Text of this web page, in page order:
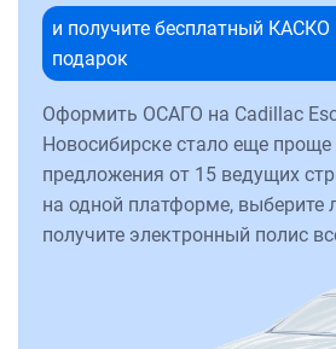
и получите бесплатный КАСКО
подарок
Оформить ОСАГО на Cadillac
Новосибирске стало еще проще
предложения от 15 ведущих
на одной платформе, выберите
получите электронный полис